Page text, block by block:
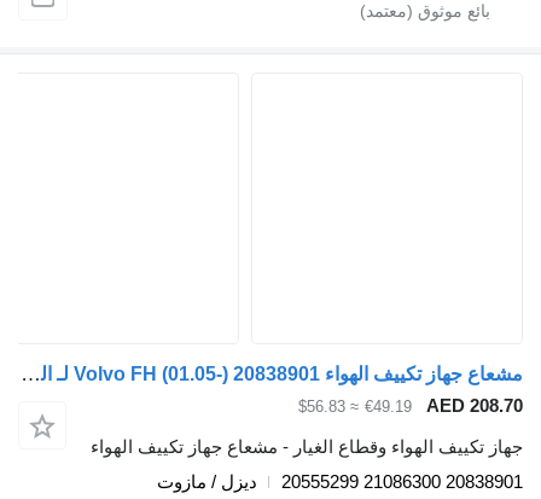
مشعاع جهاز تكييف الهواء Volvo FH (01.05-) 20838901 لـ السيارات القاطرة Volvo FH12, FH16, NH12, FH, VNL780 (1993-2014)
AED
€49.19
≈ $56.83
تكييف الهواء وقطاع الغيار - مشعاع جهاز تكييف الهواء
20838901 21086300
ديزل / مازوت